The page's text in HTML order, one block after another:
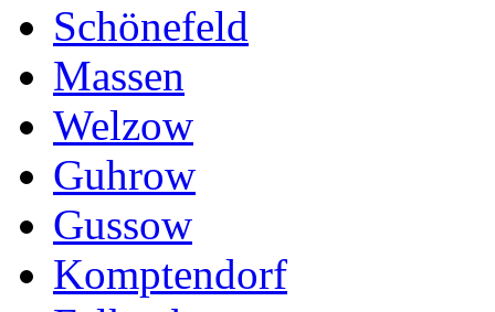
Schönefeld
Massen
Welzow
Guhrow
Gussow
Komptendorf